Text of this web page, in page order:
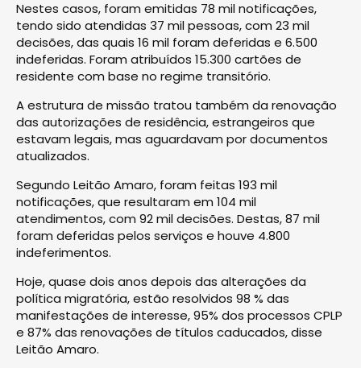
Nestes casos, foram emitidas 78 mil notificações,
tendo sido atendidas 37 mil pessoas, com 23 mil
decisões, das quais 16 mil foram deferidas e 6.500
indeferidas. Foram atribuídos 15.300 cartões de
residente com base no regime transitório.
A estrutura de missão tratou também da renovação
das autorizações de residência, estrangeiros que
estavam legais, mas aguardavam por documentos
atualizados.
Segundo Leitão Amaro, foram feitas 193 mil
notificações, que resultaram em 104 mil
atendimentos, com 92 mil decisões. Destas, 87 mil
foram deferidas pelos serviços e houve 4.800
indeferimentos.
Hoje, quase dois anos depois das alterações da
política migratória, estão resolvidos 98 % das
manifestações de interesse, 95% dos processos CPLP
e 87% das renovações de títulos caducados, disse
Leitão Amaro.